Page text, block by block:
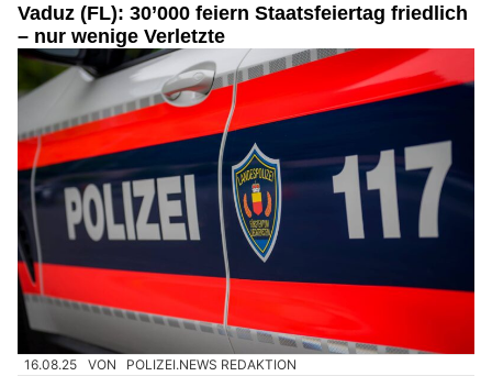
Vaduz (FL): 30’000 feiern Staatsfeiertag friedlich
– nur wenige Verletzte
16.08.25 VON POLIZEI.NEWS REDAKTION